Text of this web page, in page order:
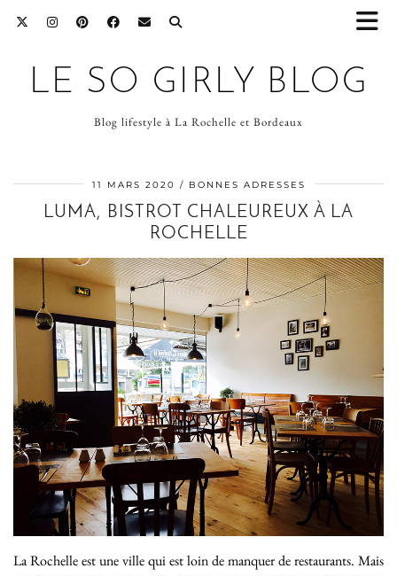
LE SO GIRLY BLOG
Blog lifestyle à La Rochelle et Bordeaux
11 MARS 2020 BONNES ADRESSES
LUMA, BISTROT CHALEUREUX À LA
ROCHELLE
La Rochelle est une ville qui est loin de manquer de restaurants. Mais